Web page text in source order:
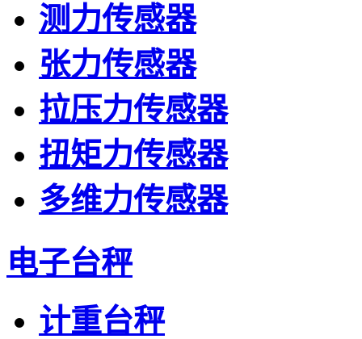
测力传感器
张力传感器
拉压力传感器
扭矩力传感器
多维力传感器
电子台秤
计重台秤